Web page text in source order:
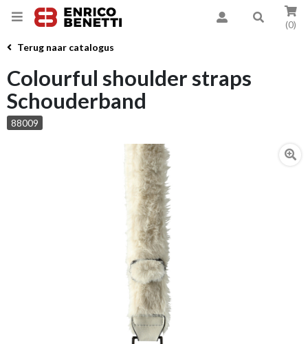
(0)
Terug naar catalogus
Colourful shoulder straps
Schouderband
88009